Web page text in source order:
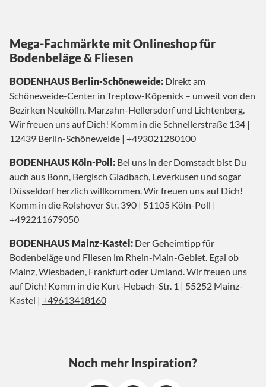
Mega-Fachmärkte mit Onlineshop für
Bodenbeläge & Fliesen
BODENHAUS Berlin-Schöneweide: Direkt am
Schöneweide-Center in Treptow-Köpenick – unweit von den
Bezirken Neukölln, Marzahn-Hellersdorf und Lichtenberg.
Wir freuen uns auf Dich! Komm in die Schnellerstraße 134 |
12439 Berlin-Schöneweide | +493021280100
BODENHAUS Köln-Poll: Bei uns in der Domstadt bist Du
auch aus Bonn, Bergisch Gladbach, Leverkusen und sogar
Düsseldorf herzlich willkommen. Wir freuen uns auf Dich!
Komm in die Rolshover Str. 390 | 51105 Köln-Poll |
+492211679050
BODENHAUS Mainz-Kastel: Der Geheimtipp für
Bodenbeläge und Fliesen im Rhein-Main-Gebiet. Egal ob
Mainz, Wiesbaden, Frankfurt oder Umland. Wir freuen uns
auf Dich! Komm in die Kurt-Hebach-Str. 1 | 55252 Mainz-
Kastel | +49613418160
Noch mehr Inspiration?